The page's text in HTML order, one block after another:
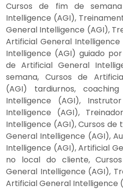
Cursos de fim de
Intelligence (AGI),
General Intelligence (AGI),
Artificial General
Intelligence (AGI) guiado
de Artificial General
semana, Cursos de
(AGI) tardiurnos,
Intelligence (AGI),
Intelligence (AGI),
Intelligence (AGI), Cursos
General Intelligence (AGI),
Intelligence (AGI), Artificial
no local do cliente,
General Intelligence (AGI),
Artificial General Intelligence